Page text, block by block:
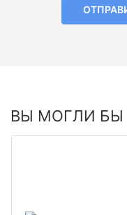
ВЫ МОГЛИ БЫ